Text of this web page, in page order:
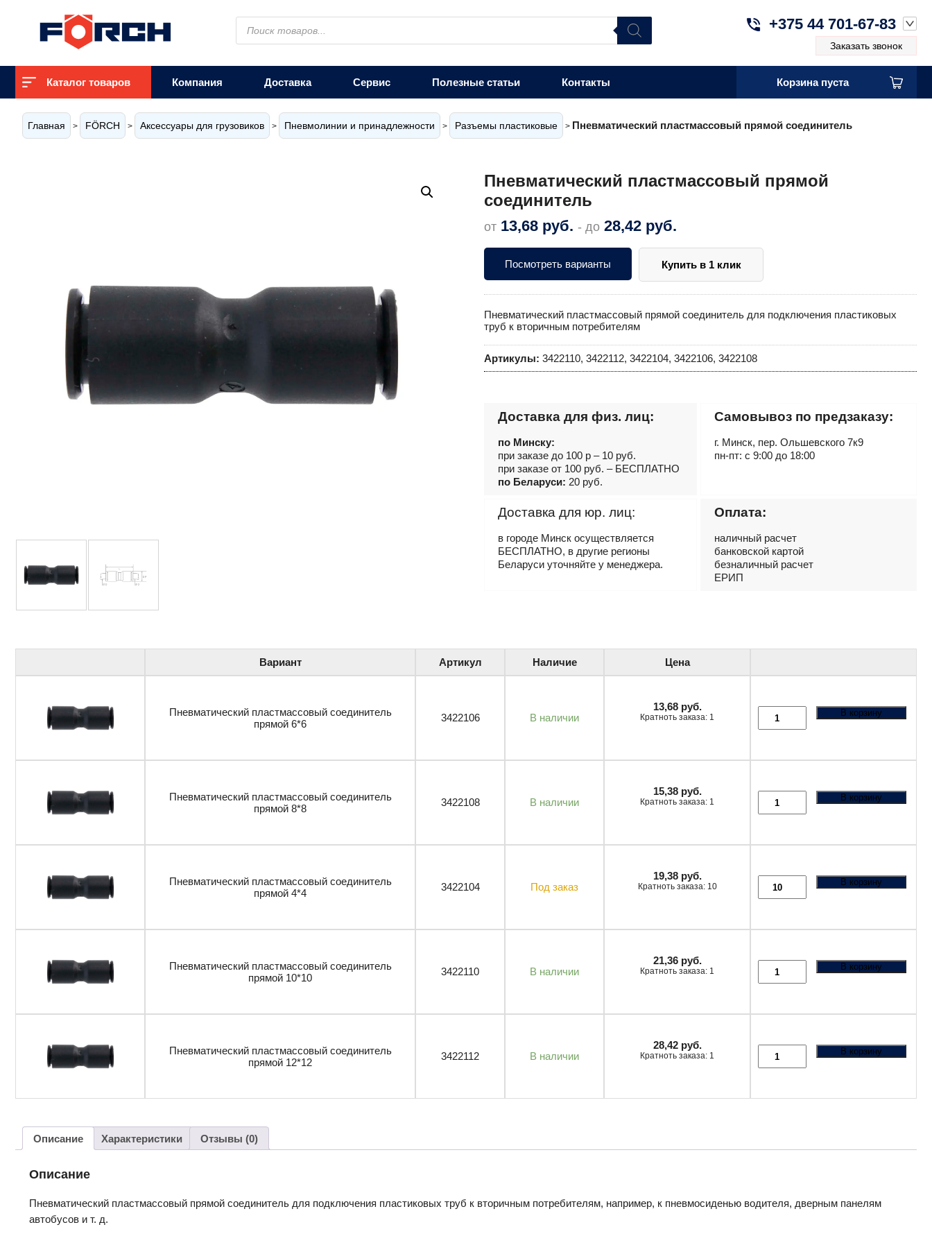
Поиск
товаров
+375 44 701-67-83
Заказать звонок
Каталог товаров Компания Доставка Сервис Полезные статьи Контакты Корзина пуста
Главная > FÖRCH > Аксессуары для грузовиков > Пневмолинии и принадлежности > Разъемы пластиковые > Пневматический пластмассовый прямой соединитель
Пневматический пластмассовый прямой
соединитель
от 13,68 руб. - до 28,42 руб.
Посмотреть варианты Купить в 1 клик
Пневматический пластмассовый прямой соединитель для подключения пластиковых
труб к вторичным потребителям
Артикулы: 3422110, 3422112, 3422104, 3422106, 3422108
Доставка для физ. лиц:
по Минску:
при заказе до 100 р – 10 руб.
при заказе от 100 руб. – БЕСПЛАТНО
по Беларуси: 20 руб.
Самовывоз по предзаказу:
г. Минск, пер. Ольшевского 7к9
пн-пт: с 9:00 до 18:00
Доставка для юр. лиц:
в городе Минск осуществляется
БЕСПЛАТНО, в другие регионы
Беларуси уточняйте у менеджера.
Оплата:
наличный расчет
банковской картой
безналичный расчет
ЕРИП
Вариант Артикул Наличие Цена
Пневматический пластмассовый соединитель
прямой 6*6
3422106 В наличии
13,68 руб.
Кратноть заказа: 1 В корзину
Пневматический пластмассовый соединитель
прямой 8*8
3422108 В наличии
15,38 руб.
Кратноть заказа: 1 В корзину
Пневматический пластмассовый соединитель
прямой 4*4
3422104 Под заказ
19,38 руб.
Кратноть заказа: 10 В корзину
Пневматический пластмассовый соединитель
прямой 10*10
3422110 В наличии
21,36 руб.
Кратноть заказа: 1 В корзину
Пневматический пластмассовый соединитель
прямой 12*12
3422112 В наличии
28,42 руб.
Кратноть заказа: 1 В корзину
Описание Характеристики Отзывы (0)
Описание
Пневматический пластмассовый прямой соединитель для подключения пластиковых труб к вторичным потребителям, например, к пневмосиденью водителя, дверным панелям
автобусов и т. д.